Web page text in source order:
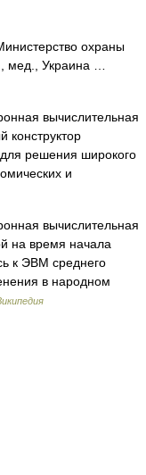
охраны
мед., Украина …
вычислительная
конструктор
решения широкого
и
вычислительная
на время начала
к ЭВМ среднего
в народном